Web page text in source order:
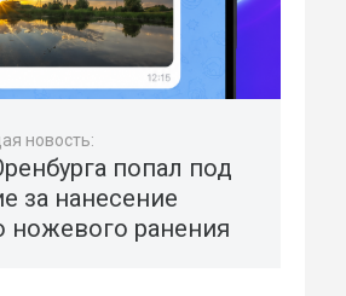
новость:
попал под
за нанесение
ножевого ранения